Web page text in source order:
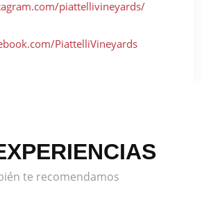
piattellivineyards/
PiattelliVineyards
te recomendamos